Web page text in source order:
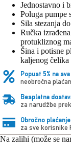
Jednostavno i
Poluga pumpe
Sila stezanja
Ručka
protukliznog
Šina i potisne
kaljenog
Popust 5% na sva
neobročna
Besplatna
za narudžbe
Obročno
za sve korisnike
Na zalihi (može se